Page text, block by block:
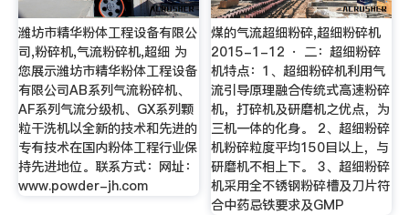
潍坊市精华粉体工程设备有限公
司,粉碎机,气流粉碎机,超细 为
您展示潍坊市精华粉体工程设备
有限公司AB系列气流粉碎机、
AF系列气流分级机、GX系列颗
粒干洗机以全新的技术和先进的
专有技术在国内粉体工程行业保
持先进地位。联系方式：网址：
www.powder-jh.com
煤的气流超细粉碎,超细粉碎机
2015-1-12 · 二：超细粉碎
机特点：1、超细粉碎机利用气
流引导原理融合传统式高速粉碎
机，打碎机及研磨机之优点，为
三机一体的化身。 2、超细粉碎
机粉碎粒度平均150目以上，与
研磨机不相上下。 3、超细粉碎
机采用全不锈钢粉碎槽及刀片符
合中药忌铁要求及GMP